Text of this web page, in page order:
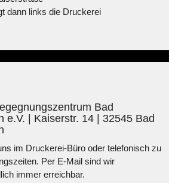
dann links die Druckerei
Bad
e.V. | Kaiserstr. 14 | 32545 Bad
im Druckerei-Büro oder telefonisch zu
Per E-Mail sind wir
immer erreichbar.